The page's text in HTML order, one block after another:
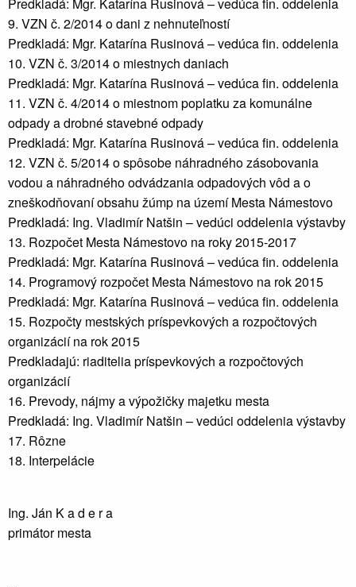
Predkladá: Mgr. Katarína Rusinová – vedúca fin. oddelenia
9. VZN č. 2/2014 o dani z nehnuteľností
Predkladá: Mgr. Katarína Rusinová – vedúca fin. oddelenia
10. VZN č. 3/2014 o miestnych daniach
Predkladá: Mgr. Katarína Rusinová – vedúca fin. oddelenia
11. VZN č. 4/2014 o miestnom poplatku za komunálne
odpady a drobné stavebné odpady
Predkladá: Mgr. Katarína Rusinová – vedúca fin. oddelenia
12. VZN č. 5/2014 o spôsobe náhradného zásobovania
vodou a náhradného odvádzania odpadových vôd a o
zneškodňovaní obsahu žúmp na území Mesta Námestovo
Predkladá: Ing. Vladimír Natšin – vedúci oddelenia výstavby
13. Rozpočet Mesta Námestovo na roky 2015-2017
Predkladá: Mgr. Katarína Rusinová – vedúca fin. oddelenia
14. Programový rozpočet Mesta Námestovo na rok 2015
Predkladá: Mgr. Katarína Rusinová – vedúca fin. oddelenia
15. Rozpočty mestských príspevkových a rozpočtových
organizácií na rok 2015
Predkladajú: riaditelia príspevkových a rozpočtových
organizácií
16. Prevody, nájmy a výpožičky majetku mesta
Predkladá: Ing. Vladimír Natšin – vedúci oddelenia výstavby
17. Rôzne
18. Interpelácie
Ing. Ján K a d e r a
primátor mesta